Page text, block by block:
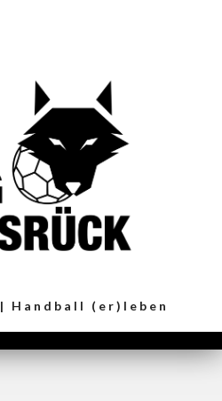
Handball (er)leben